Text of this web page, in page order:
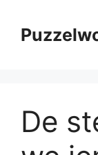
content
De